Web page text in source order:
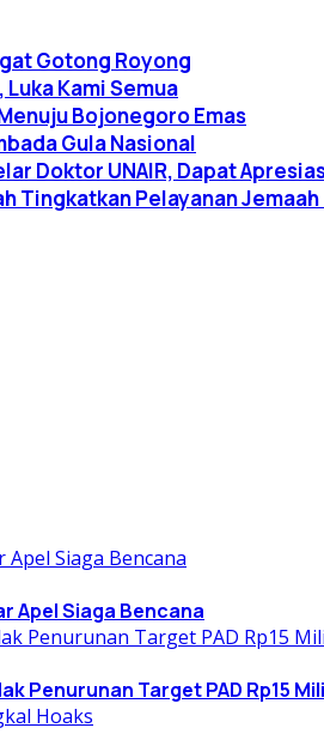
Gotong Royong
Kami Semua
Bojonegoro Emas
Gula Nasional
Doktor UNAIR, Dapat
Tingkatkan Pelayanan Jemaah
Apel Siaga Bencana
Penurunan Target PAD Rp15